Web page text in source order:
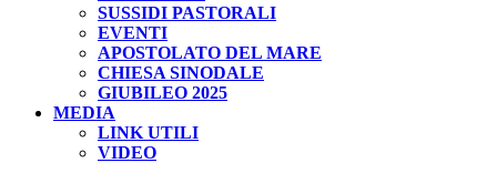
SUSSIDI PASTORALI
EVENTI
APOSTOLATO DEL MARE
CHIESA SINODALE
GIUBILEO 2025
MEDIA
LINK UTILI
VIDEO